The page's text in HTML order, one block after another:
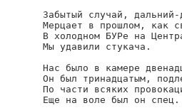
Забытый случай, дальний-
Мерцает в прошлом, как
В холодном БУРе на
Мы удавили стукача.
Нас было в камере
Он был тринадцатым,
По части всяких
Еще на воле был он спец.